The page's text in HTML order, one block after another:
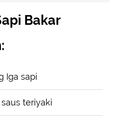
Bakar
Iga sapi
teriyaki